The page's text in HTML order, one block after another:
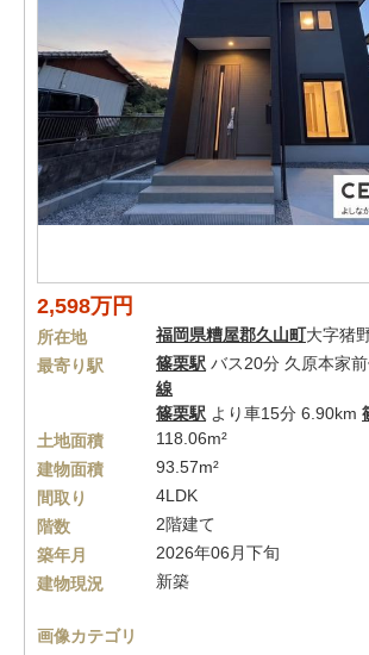
2,598万円
所在地 福岡県糟屋郡久山町大字猪
最寄り駅
篠栗駅 バス20分 久原本家
線
篠栗駅 より車15分 6.90km
土地面積
118.06m²
建物面積
93.57m²
間取り
4LDK
階数
2階建て
築年月
2026年06月下旬
建物現況
新築
画像カテゴリ